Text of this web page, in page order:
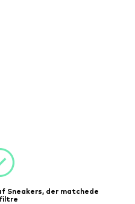
Sneakers, der matchede